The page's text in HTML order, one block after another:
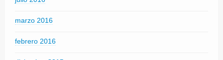
marzo 2016
febrero 2016